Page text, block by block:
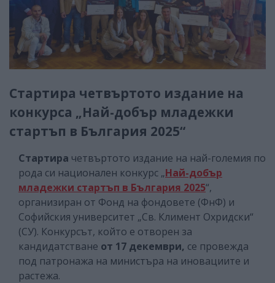
Стартира четвъртото издание на
конкурса „Най-добър младежки
стартъп в България 2025“
Стартира четвъртото издание на най-големия по
рода си национален конкурс „Най-добър
младежки стартъп в България 2025“,
организиран от Фонд на фондовете (ФнФ) и
Софийския университет „Св. Климент Охридски“
(СУ). Конкурсът, който е отворен за
кандидатстване от 17 декември, се провежда
под патронажа на министъра на иновациите и
растежа.